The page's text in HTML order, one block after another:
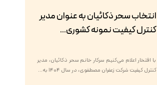
انتخاب سحر ذکائیان به عنوان مدیر
کنترل کیفیت نمونه کشوری...
با افتخار اعلام می‌کنیم سرکار خانم سحر ذکائیان، مدیر
کنترل کیفیت شرکت زعفران مصطفوی، در سال ۱۴۰۴ به...